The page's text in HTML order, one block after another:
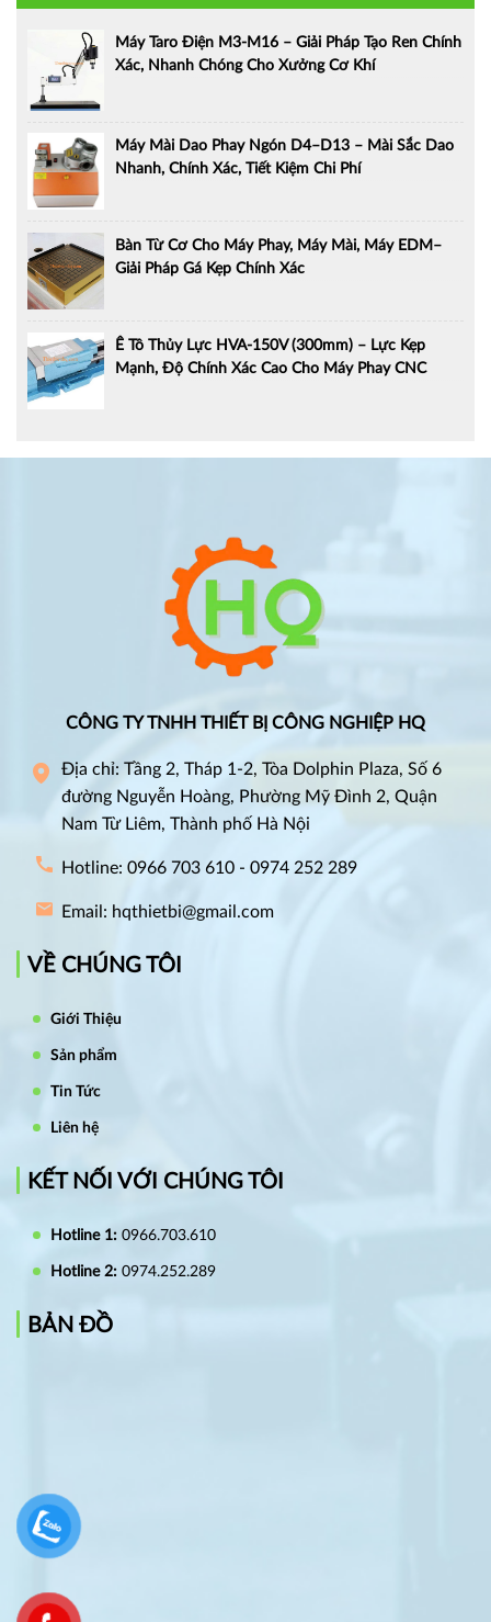
Máy Taro Điện M3-M16 – Giải Pháp Tạo Ren Chính
Xác, Nhanh Chóng Cho Xưởng Cơ Khí
Máy Mài Dao Phay Ngón D4–D13 – Mài Sắc Dao
Nhanh, Chính Xác, Tiết Kiệm Chi Phí
Bàn Từ Cơ Cho Máy Phay, Máy Mài, Máy EDM–
Giải Pháp Gá Kẹp Chính Xác
Ê Tô Thủy Lực HVA-150V (300mm) – Lực Kẹp
Mạnh, Độ Chính Xác Cao Cho Máy Phay CNC
CÔNG TY TNHH THIẾT BỊ CÔNG NGHIỆP HQ
Địa chỉ: Tầng 2, Tháp 1-2, Tòa Dolphin Plaza, Số 6
đường Nguyễn Hoàng, Phường Mỹ Đình 2, Quận
Nam Từ Liêm, Thành phố Hà Nội
Hotline: 0966 703 610 - 0974 252 289
Email: hqthietbi@gmail.com
VỀ CHÚNG TÔI
Giới Thiệu
Sản phẩm
Tin Tức
Liên hệ
KẾT NỐI VỚI CHÚNG TÔI
Hotline 1: 0966.703.610
Hotline 2: 0974.252.289
BẢN ĐỒ